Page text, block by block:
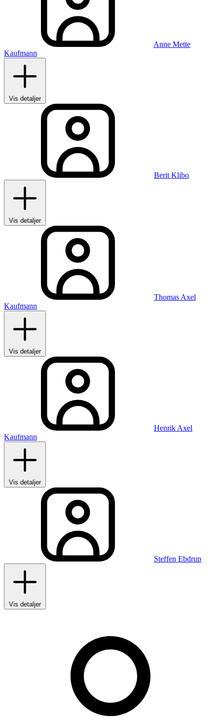
Anne Mette
Kaufmann
Vis detaljer
Berit Klibo
Vis detaljer
Thomas Axel
Kaufmann
Vis detaljer
Henrik Axel
Kaufmann
Vis detaljer
Steffen Ebdrup
Vis detaljer